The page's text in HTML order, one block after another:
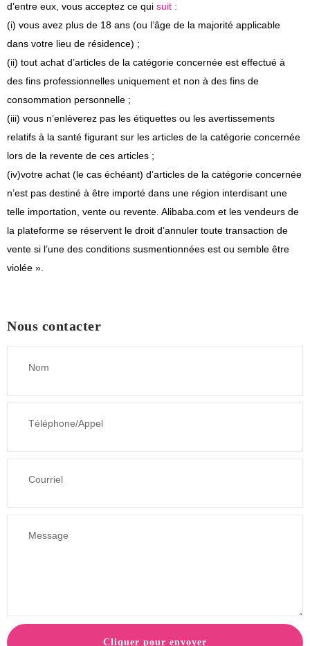
d’entre eux, vous acceptez ce qui suit :
(i) vous avez plus de 18 ans (ou l’âge de la majorité applicable
dans votre lieu de résidence) ;
(ii) tout achat d’articles de la catégorie concernée est effectué à
des fins professionnelles uniquement et non à des fins de
consommation personnelle ;
(iii) vous n’enlèverez pas les étiquettes ou les avertissements
relatifs à la santé figurant sur les articles de la catégorie concernée
lors de la revente de ces articles ;
(iv)votre achat (le cas échéant) d’articles de la catégorie concernée
n’est pas destiné à être importé dans une région interdisant une
telle importation, vente ou revente. Alibaba.com et les vendeurs de
la plateforme se réservent le droit d’annuler toute transaction de
vente si l’une des conditions susmentionnées est ou semble être
violée ».
Nous contacter
Cliquer pour envoyer